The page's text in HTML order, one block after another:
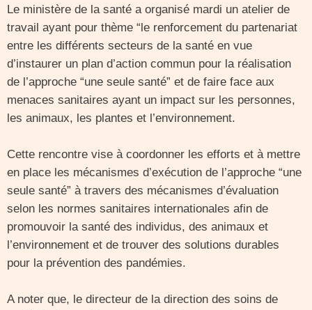
Le ministère de la santé a organisé mardi un atelier de
travail ayant pour thème “le renforcement du partenariat
entre les différents secteurs de la santé en vue
d’instaurer un plan d’action commun pour la réalisation
de l’approche “une seule santé” et de faire face aux
menaces sanitaires ayant un impact sur les personnes,
les animaux, les plantes et l’environnement.
Cette rencontre vise à coordonner les efforts et à mettre
en place les mécanismes d’exécution de l’approche “une
seule santé” à travers des mécanismes d’évaluation
selon les normes sanitaires internationales afin de
promouvoir la santé des individus, des animaux et
l’environnement et de trouver des solutions durables
pour la prévention des pandémies.
A noter que, le directeur de la direction des soins de